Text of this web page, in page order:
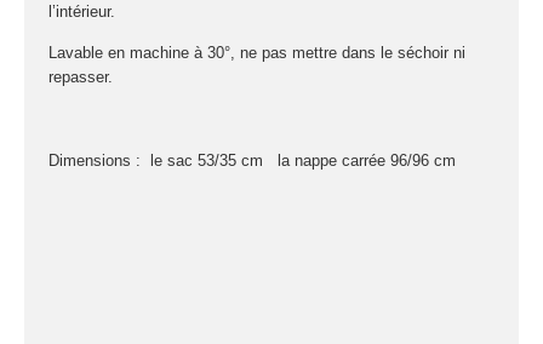
l’intérieur.
Lavable en machine à 30°, ne pas mettre dans le séchoir ni
repasser.
Dimensions : le sac 53/35 cm la nappe carrée 96/96 cm